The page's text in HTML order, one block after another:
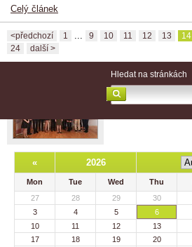
Celý článek
<předchozí 1 ... 9 10 11 12 13 14
24 další >
Hledat na stránkách
« 2026
Mon Tue Wed Thu
27
28 29 30
3
4 5 6
10
11 12 13
17
18 19 20